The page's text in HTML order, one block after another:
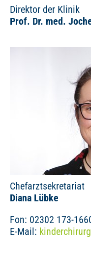
Direktor der Klinik
Prof. Dr. med.
Chefarztsekretariat
Diana Lübke
Fon: 02302 173-
E-Mail: